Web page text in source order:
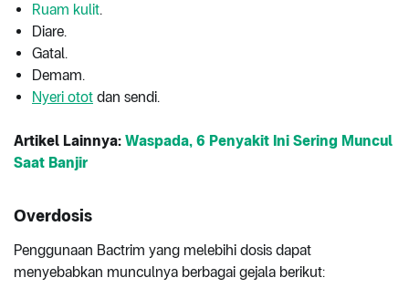
Ruam kulit.
Diare.
Gatal.
Demam.
Nyeri otot dan sendi.
Artikel Lainnya: Waspada, 6 Penyakit Ini Sering Muncul
Saat Banjir
Overdosis
Penggunaan Bactrim yang melebihi dosis dapat
menyebabkan munculnya berbagai gejala berikut: